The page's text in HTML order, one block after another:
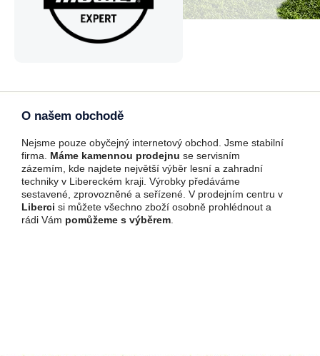
O našem obchodě
Nejsme pouze obyčejný internetový obchod. Jsme stabilní
firma. Máme kamennou prodejnu se servisním
zázemím, kde najdete největší výběr lesní a zahradní
techniky v Libereckém kraji. Výrobky předáváme
sestavené, zprovozněné a seřízené. V prodejním centru v
Liberci si můžete všechno zboží osobně prohlédnout a
rádi Vám pomůžeme s výběrem